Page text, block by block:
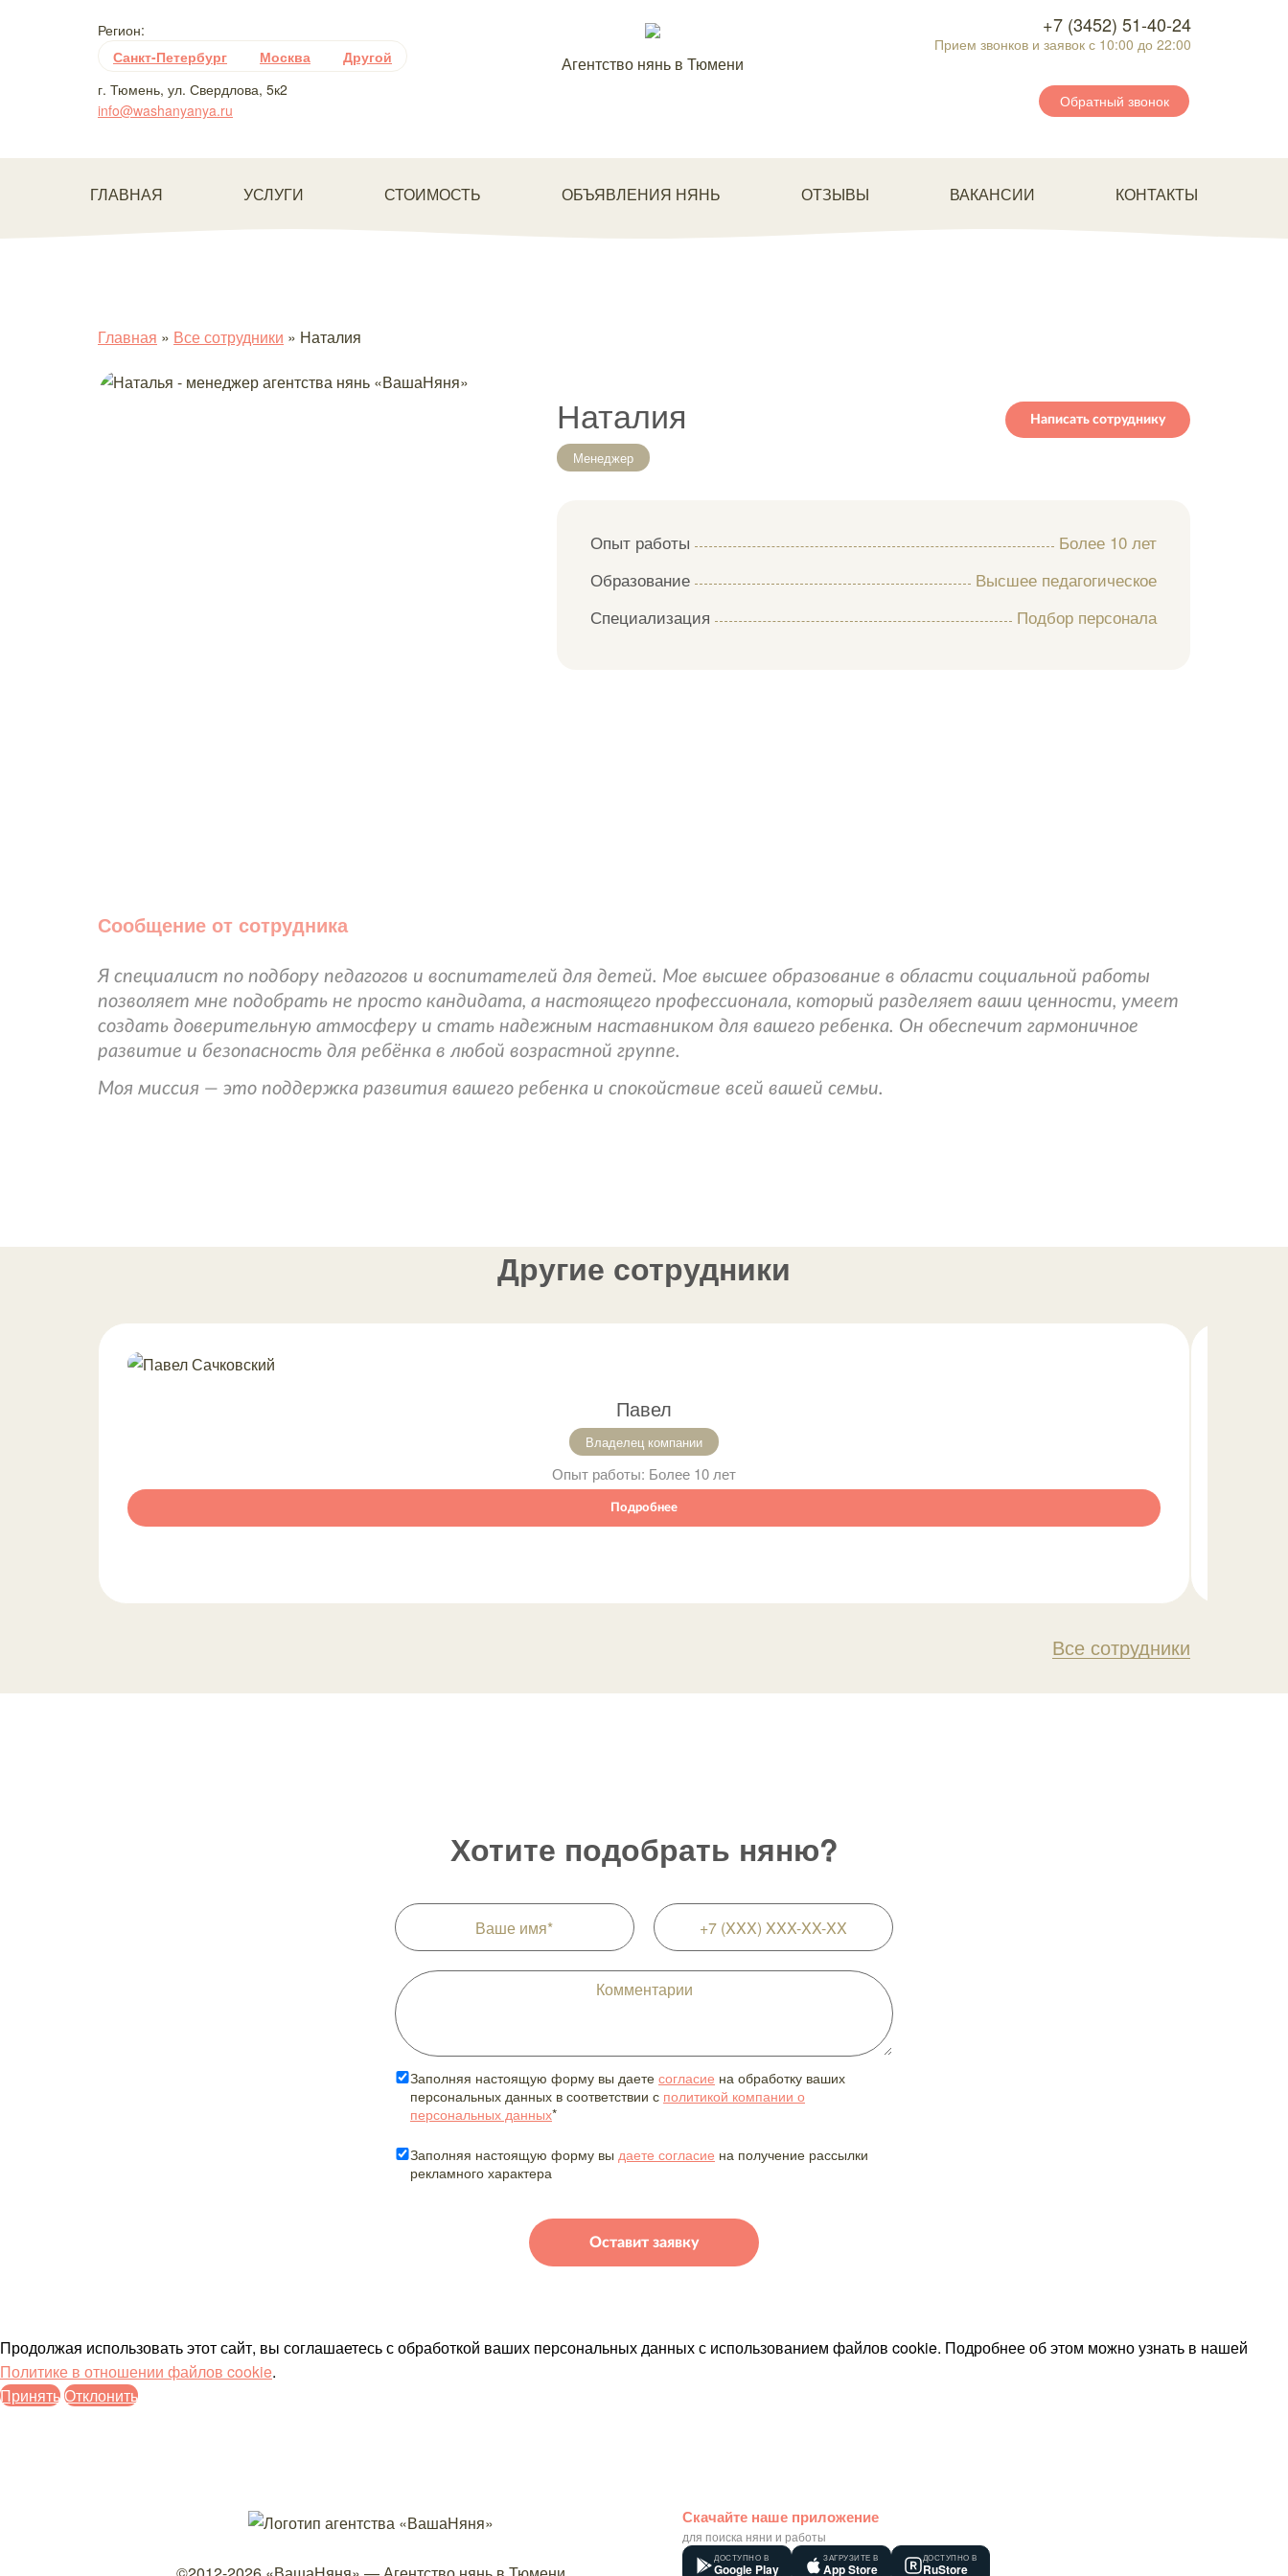
г. Тюмень, ул. Свердлова, 5к2
info@washanyanya.ru
Агентство нянь в Тюмени
+7 (3452) 51-40-24
Прием звонков и заявок с 10:00 до 22:00
Обратный звонок
Регион:
Санкт-Петербург
Москва Другой
ГЛАВНАЯ УСЛУГИ СТОИМОСТЬ ОБЪЯВЛЕНИЯ НЯНЬ ОТЗЫВЫ ВАКАНСИИ КОНТАКТЫ
Главная » Все сотрудники » Наталия
Наталия
Менеджер
Написать сотруднику
Опыт работы
Более 10 лет
Образование
Высшее педагогическое
Специализация
Подбор персонала
Сообщение от сотрудника
Я специалист по подбору педагогов и воспитателей для детей. Мое высшее образование в области социальной работы
позволяет мне подобрать не просто кандидата, а настоящего профессионала, который разделяет ваши ценности, умеет
создать доверительную атмосферу и стать надежным наставником для вашего ребенка. Он обеспечит гармоничное
развитие и безопасность для ребёнка в любой возрастной группе.
Моя миссия — это поддержка развития вашего ребенка и спокойствие всей вашей семьи.
Другие сотрудники
Павел
Владелец компании
Опыт работы: Более 10 лет
Подробнее
Все сотрудники
Хотите подобрать няню?
Заполняя настоящую форму вы даете согласие на обработку ваших
персональных данных в соответствии с политикой компании о
персональных данных*
Заполняя настоящую форму вы даете согласие на получение рассылки
рекламного характера
Скачайте наше приложение
для поиска няни и работы
ДОСТУПНО В
Google Play
ЗАГРУЗИТЕ В
App Store
ДОСТУПНО В
RuStore
Продолжая использовать этот сайт, вы соглашаетесь с обработкой ваших персональных данных с использованием файлов cookie. Подробнее об этом можно узнать в нашей
Политике в отношении файлов cookie.
ПринятьОтклонить